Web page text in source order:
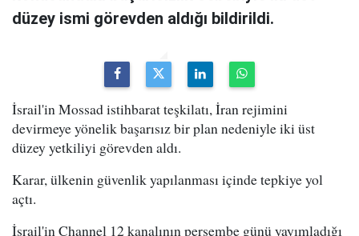
düzey ismi görevden aldığı bildirildi.
İsrail'in Mossad istihbarat teşkilatı, İran rejimini
devirmeye yönelik başarısız bir plan nedeniyle iki üst
düzey yetkiliyi görevden aldı.
Karar, ülkenin güvenlik yapılanması içinde tepkiye yol
açtı.
İsrail'in Channel 12 kanalının perşembe günü yayımladığı